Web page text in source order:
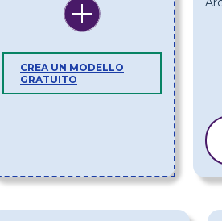
CREA UN MODELLO
GRATUITO